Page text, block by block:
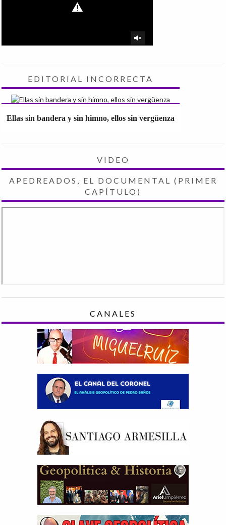
EDITORIAL INCORRECTA
Ellas sin bandera y sin himno, ellos sin vergüenza
VIDEO
APEDREADOS, EL DOCUMENTAL (PRIMER
CAPÍTULO)
CANALES